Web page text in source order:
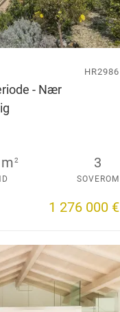
- Nær
HR2986
2 3
SOVEROM
1 276 000 €